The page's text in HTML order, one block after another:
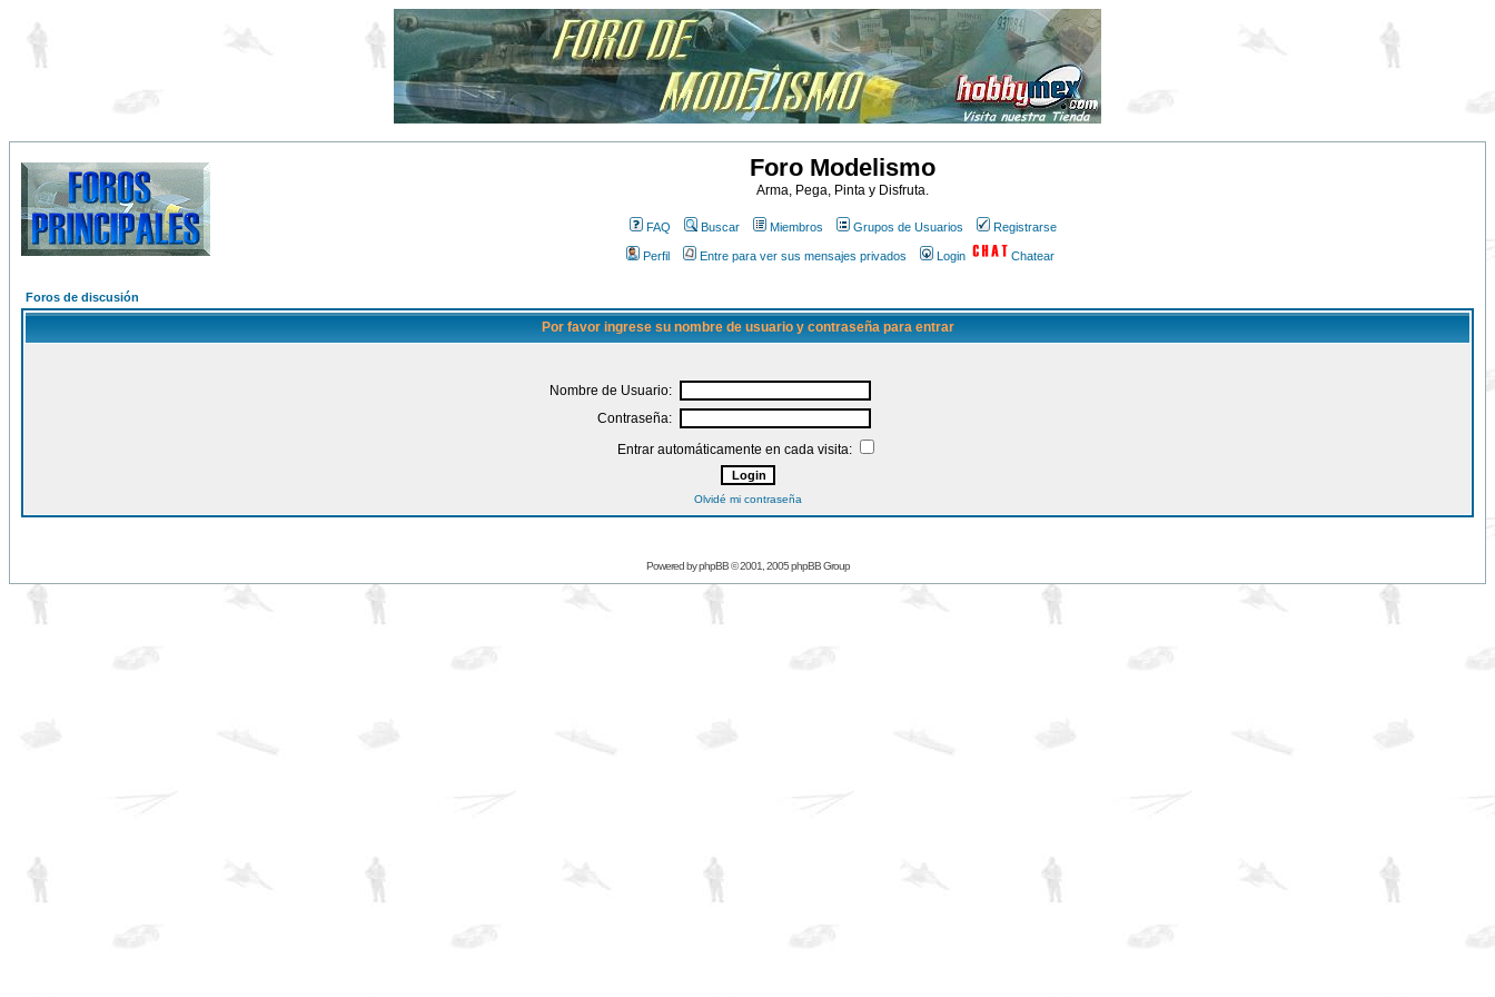
Foro Modelismo
Arma, Pega, Pinta y Disfruta.
FAQ Buscar Miembros Grupos de Usuarios Registrarse
Perfil Entre para ver sus mensajes privados Login Chatear
Foros de discusión
Por favor ingrese su nombre de usuario y contraseña para entrar
Nombre de Usuario:
Contraseña:
Entrar automáticamente en cada visita:
Olvidé mi contraseña
Powered byphpBB© 2001, 2005 phpBB Group